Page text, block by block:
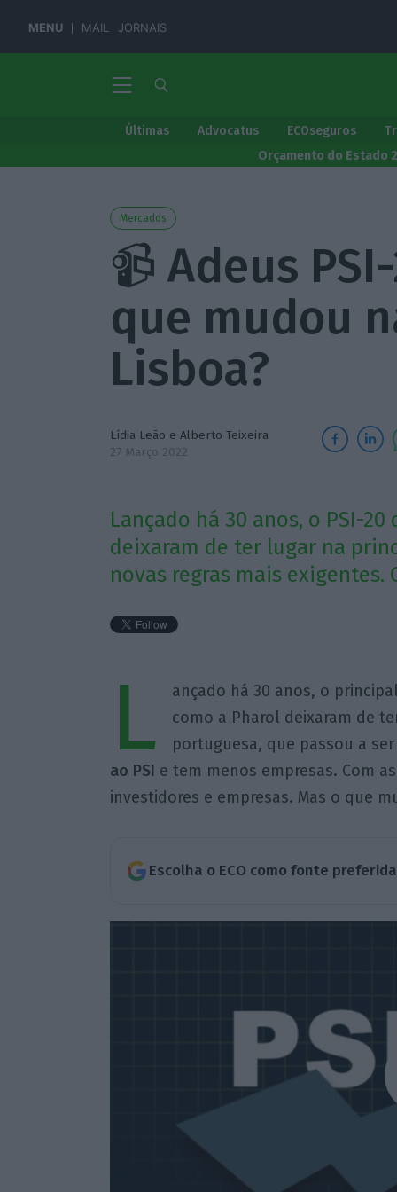
MENU MAIL JORNAIS
Últimas Advocatus ECOseguros
Orçamento do Estado
Mercados
📹 Adeus
que mudou
Lisboa?
Lídia Leão e Alberto Teixeira
27 Março 2022
Lançado há 30 anos, o PSI-
deixaram de ter lugar na
novas regras mais exigentes.
L ançado há 30 anos, o
como a Pharol deixaram de
portuguesa, que passou a
ao PSI e tem menos empresas. Com
investidores e empresas. Mas o que
Escolha o ECO como fonte